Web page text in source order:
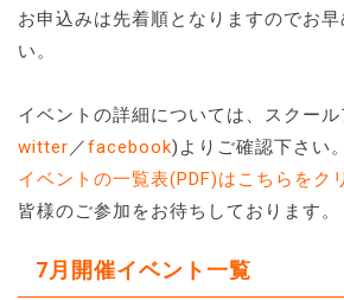
お申込みは先着順となりますのでお
い。
イベントの詳細については、スクー
witter／facebook)よりご確認下さい。
イベントの一覧表(PDF)はこちらをク
皆様のご参加をお待ちしております。
7月開催イベント一覧